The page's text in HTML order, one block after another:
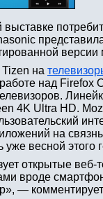
на
над Firefox
4K Ultra HD.
на
весной этого
открытые
вроде
—